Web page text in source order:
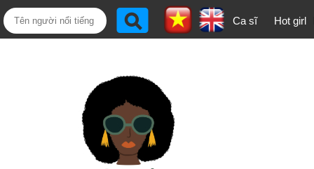
Ca sĩ Hot girl